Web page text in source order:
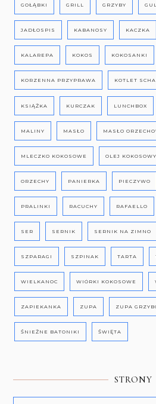
GOŁĄBKI GRILL GRZYBY
JADŁOSPIS KABANOSY KACZKA
KALAREPA KOKOS KOKOSANKI
KORZENNA PRZYPRAWA KOTLET
KSIĄŻKA KURCZAK LUNCHBOX
MALINY MASŁO MASŁO
MLECZKO KOKOSOWE OLEJ KOKOSOWY
ORZECHY PANIERKA PIECZYWO
PRALINKI RACUCHY RAFAELLO
SER SERNIK SERNIK NA ZIMNO
SZPARAGI SZPINAK TARTA
WIELKANOC WIÓRKI KOKOSOWE
ZAPIEKANKA ZUPA ZUPA
ŚNIEŻNE BATONIKI ŚWIĘTA
STRONY